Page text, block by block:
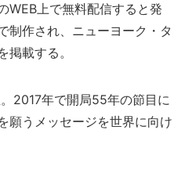
WEB上で無料配信すると発
制作され、ニューヨーク・タ
掲載する。
2017年で開局55年の節目に
願うメッセージを世界に向け